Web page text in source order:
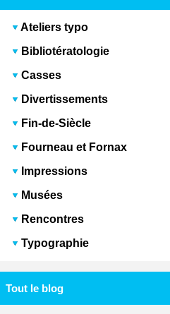
Ateliers typo
Bibliotératologie
Casses
Divertissements
Fin-de-Siècle
Fourneau et Fornax
Impressions
Musées
Rencontres
Typographie
Tout le blog